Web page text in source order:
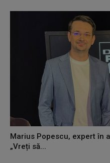
Marius Popescu, expert în
„Vreți să...